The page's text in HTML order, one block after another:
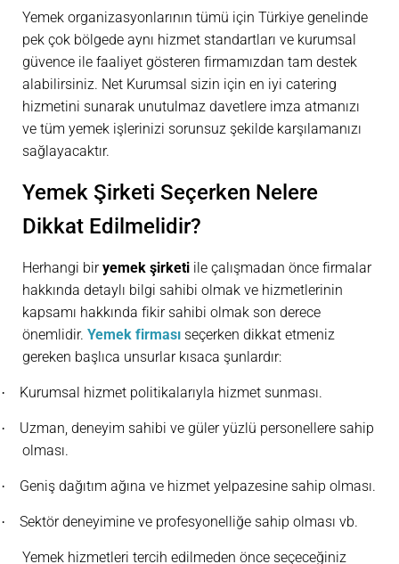
Yemek organizasyonlarının tümü için Türkiye genelinde
pek çok bölgede aynı hizmet standartları ve kurumsal
güvence ile faaliyet gösteren firmamızdan tam destek
alabilirsiniz. Net Kurumsal sizin için en iyi catering
hizmetini sunarak unutulmaz davetlere imza atmanızı
ve tüm yemek işlerinizi sorunsuz şekilde karşılamanızı
sağlayacaktır.
Yemek Şirketi Seçerken Nelere
Dikkat Edilmelidir?
Herhangi biryemek şirketi ile çalışmadan önce firmalar
hakkında detaylı bilgi sahibi olmak ve hizmetlerinin
kapsamı hakkında fikir sahibi olmak son derece
önemlidir. Yemek firması seçerken dikkat etmeniz
gereken başlıca unsurlar kısaca şunlardır:
· Kurumsal hizmet politikalarıyla hizmet sunması.
·
Uzman, deneyim sahibi ve güler yüzlü personellere sahip
olması.
· Geniş dağıtım ağına ve hizmet yelpazesine sahip olması.
· Sektör deneyimine ve profesyonelliğe sahip olması vb.
Yemek hizmetleri tercih edilmeden önce seçeceğiniz